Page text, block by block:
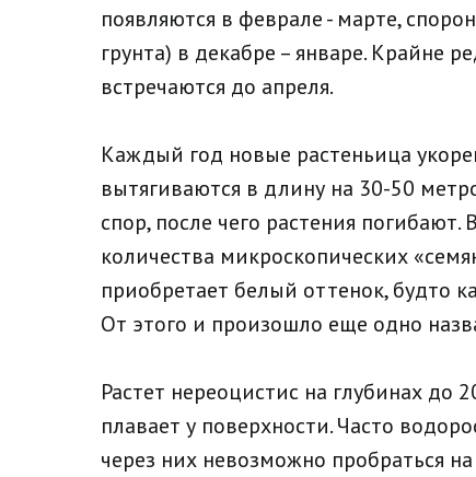
появляются в феврале - марте,
грунта) в декабре – январе. Крайне
встречаются до апреля.
Каждый год новые растеньица
вытягиваются в длину на 30-50
спор, после чего растения
количества микроскопических
приобретает белый оттенок, будто
От этого и произошло еще одно
Растет нереоцистис на глубинах до
плавает у поверхности. Часто
через них невозможно пробраться